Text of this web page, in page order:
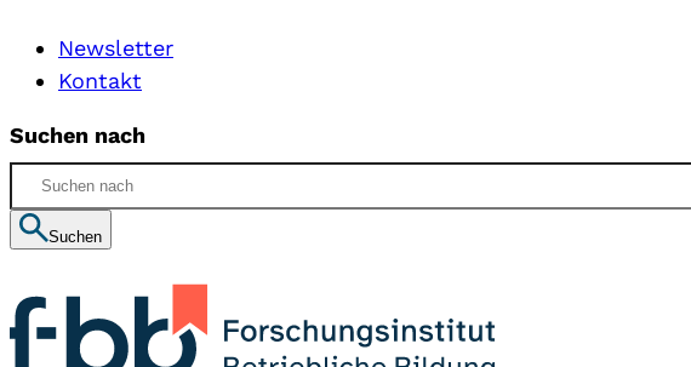
Newsletter
Kontakt
Suchen nach
Suchen